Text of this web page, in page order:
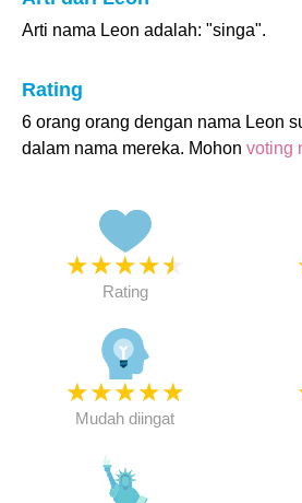
Arti nama Leon adalah: "singa".
Rating
6 orang orang dengan nama Leon
dalam nama mereka. Mohon voting
★★★★★
Rating
★★★★★
Mudah diingat